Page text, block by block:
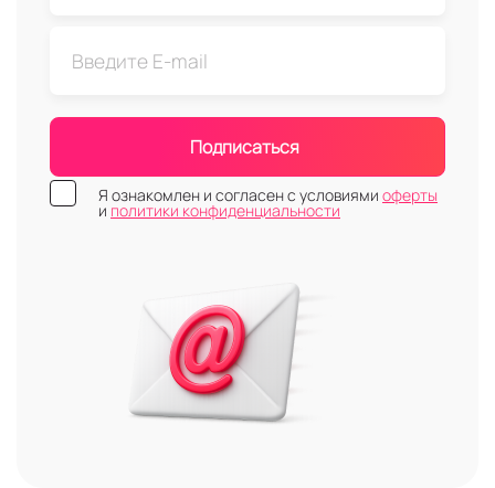
Подписаться
Я ознакомлен и согласен с условиями оферты
и политики конфиденциальности